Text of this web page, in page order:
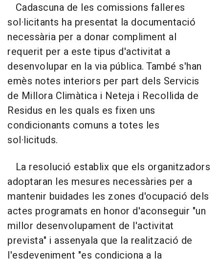
Cadascuna de les comissions falleres
sol·licitants ha presentat la documentació
necessària per a donar compliment al
requerit per a este tipus d'activitat a
desenvolupar en la via pública. També s'han
emès notes interiors per part dels Servicis
de Millora Climàtica i Neteja i Recollida de
Residus en les quals es fixen uns
condicionants comuns a totes les
sol·licituds.
La resolució establix que els organitzadors
adoptaran les mesures necessàries per a
mantenir buidades les zones d'ocupació dels
actes programats en honor d'aconseguir "un
millor desenvolupament de l'activitat
prevista" i assenyala que la realització de
l'esdeveniment "es condiciona a la